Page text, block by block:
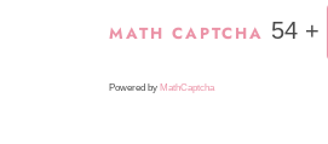
MATH CAPTCHA 54 +
Powered by MathCaptcha